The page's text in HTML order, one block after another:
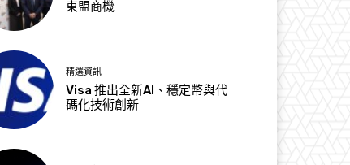
東盟商機
精選資訊
Visa 推出全新AI、穩定幣與代
碼化技術創新